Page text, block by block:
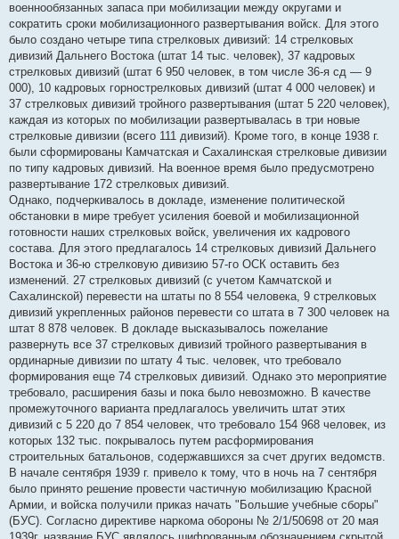
военнообязанных запаса при мобилизации между округами и
сократить сроки мобилизационного развертывания войск. Для этого
было создано четыре типа стрелковых дивизий: 14 стрелковых
дивизий Дальнего Востока (штат 14 тыс. человек), 37 кадровых
стрелковых дивизий (штат 6 950 человек, в том числе 36-я сд — 9
000), 10 кадровых горнострелковых дивизий (штат 4 000 человек) и
37 стрелковых дивизий тройного развертывания (штат 5 220 человек),
каждая из которых по мобилизации развертывалась в три новые
стрелковые дивизии (всего 111 дивизий). Кроме того, в конце 1938 г.
были сформированы Камчатская и Сахалинская стрелковые дивизии
по типу кадровых дивизий. На военное время было предусмотрено
развертывание 172 стрелковых дивизий.
Однако, подчеркивалось в докладе, изменение политической
обстановки в мире требует усиления боевой и мобилизационной
готовности наших стрелковых войск, увеличения их кадрового
состава. Для этого предлагалось 14 стрелковых дивизий Дальнего
Востока и 36-ю стрелковую дивизию 57-го ОСК оставить без
изменений. 27 стрелковых дивизий (с учетом Камчатской и
Сахалинской) перевести на штаты по 8 554 человека, 9 стрелковых
дивизий укрепленных районов перевести со штата в 7 300 человек на
штат 8 878 человек. В докладе высказывалось пожелание
развернуть все 37 стрелковых дивизий тройного развертывания в
ординарные дивизии по штату 4 тыс. человек, что требовало
формирования еще 74 стрелковых дивизий. Однако это мероприятие
требовало, расширения базы и пока было невозможно. В качестве
промежуточного варианта предлагалось увеличить штат этих
дивизий с 5 220 до 7 854 человек, что требовало 154 968 человек, из
которых 132 тыс. покрывалось путем расформирования
строительных батальонов, содержавшихся за счет других ведомств.
В начале сентября 1939 г. привело к тому, что в ночь на 7 сентября
было принято решение провести частичную мобилизацию Красной
Армии, и войска получили приказ начать "Большие учебные сборы"
(БУС). Согласно директиве наркома обороны № 2/1/50698 от 20 мая